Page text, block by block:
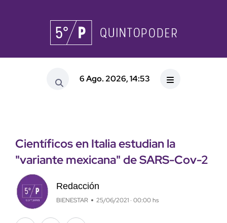
6 Ago. 2026, 14:53
Científicos en Italia estudian la
"variante mexicana" de SARS-Cov-2
Redacción
BIENESTAR 25/06/2021 · 00:00 hs